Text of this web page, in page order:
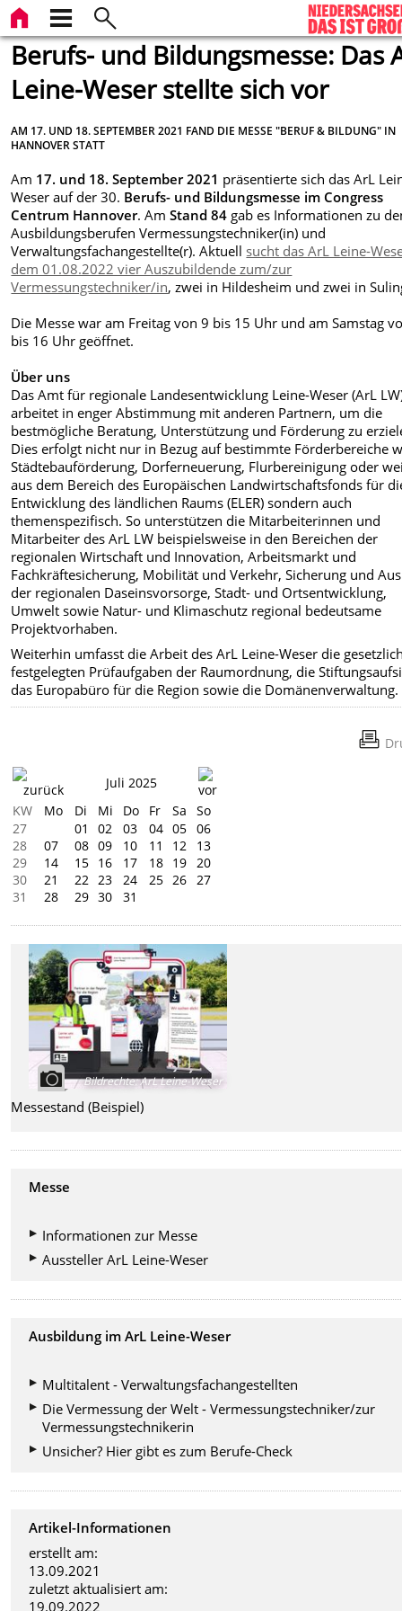
Berufs- und Bildungsmesse: Das
Leine-Weser stellte sich vor
AM 17. UND 18. SEPTEMBER 2021 FAND DIE MESSE "BERUF & BILDUNG" IN
HANNOVER STATT
Am 17. und 18. September 2021 präsentierte sich das ArL
Weser auf der 30. Berufs- und Bildungsmesse im Congress
Centrum Hannover. AmStand 84 gab es Informationen zu
Ausbildungsberufen Vermessungstechniker(in) und
Verwaltungsfachangestellte(r). Aktuell sucht das ArL Leine-
dem 01.08.2022 vier Auszubildende zum/zur
Vermessungstechniker/in, zwei in Hildesheim und zwei in
Die Messe war am Freitag von 9 bis 15 Uhr und am Samstag
bis 16 Uhr geöffnet.
Über uns
Das Amt für regionale Landesentwicklung Leine-Weser (ArL
arbeitet in enger Abstimmung mit anderen Partnern, um die
bestmögliche Beratung, Unterstützung und Förderung zu
Dies erfolgt nicht nur in Bezug auf bestimmte Förderbereiche
Städtebauförderung, Dorferneuerung, Flurbereinigung oder
aus dem Bereich des Europäischen Landwirtschaftsfonds für
Entwicklung des ländlichen Raums (ELER) sondern auch
themenspezifisch. So unterstützen die Mitarbeiterinnen und
Mitarbeiter des ArL LW beispielsweise in den Bereichen der
regionalen Wirtschaft und Innovation, Arbeitsmarkt und
Fachkräftesicherung, Mobilität und Verkehr, Sicherung und
der regionalen Daseinsvorsorge, Stadt- und Ortsentwicklung,
Umwelt sowie Natur- und Klimaschutz regional bedeutsame
Projektvorhaben.
Weiterhin umfasst die Arbeit des ArL Leine-Weser die
festgelegten Prüfaufgaben der Raumordnung, die
das Europabüro für die Region sowie die Domänenverwaltung.
Juli 2025
KW
Mo Di Mi Do Fr Sa
So
27
01 02 03 04 05
06
28
07 08 09 10 11 12
13
29
14 15 16 17 18 19
20
30
21 22 23 24 25 26
27
31
28 29 30 31
Bildrechte:ArL Leine-Weser
Messestand (Beispiel)
Messe
Informationen zur Messe
Aussteller ArL Leine-Weser
Ausbildung im ArL Leine-Weser
Multitalent - Verwaltungsfachangestellten
Die Vermessung der Welt - Vermessungstechniker/zur
Vermessungstechnikerin
Unsicher? Hier gibt es zum Berufe-Check
Artikel-Informationen
erstellt am:
13.09.2021
zuletzt aktualisiert am:
19.09.2022